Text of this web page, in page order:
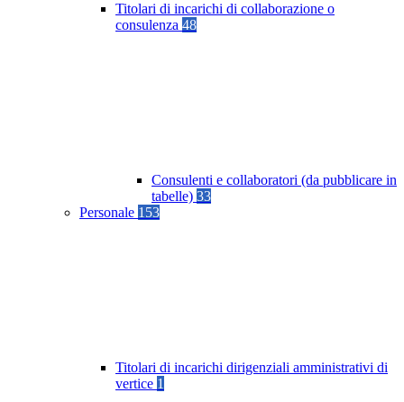
Titolari di incarichi di collaborazione o
consulenza 48
Consulenti e collaboratori (da pubblicare in
tabelle) 33
Personale 153
Titolari di incarichi dirigenziali amministrativi di
vertice 1